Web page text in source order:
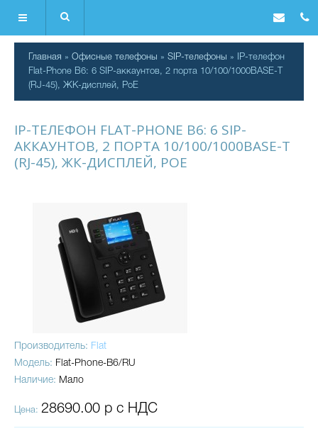
Главная » Офисные телефоны » SIP-телефоны » IP-телефон
Flat-Phone B6: 6 SIP-аккаунтов, 2 порта 10/100/1000BASE-T
(RJ-45), ЖК-дисплей, PoE
IP-ТЕЛЕФОН FLAT-PHONE B6: 6 SIP-
АККАУНТОВ, 2 ПОРТА 10/100/1000BASE-T
(RJ-45), ЖК-ДИСПЛЕЙ, POE
Производитель: Flat
Модель: Flat-Phone-В6/RU
Наличие: Мало
Цена: 28690.00 р с НДС